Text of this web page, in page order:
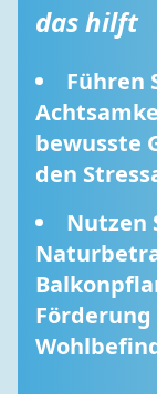
das hilft
Führen
bewusste
den
Nutzen
Förderung